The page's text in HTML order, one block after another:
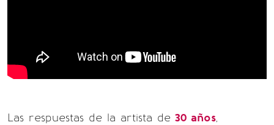
Las respuestas de la artista de 30 años,